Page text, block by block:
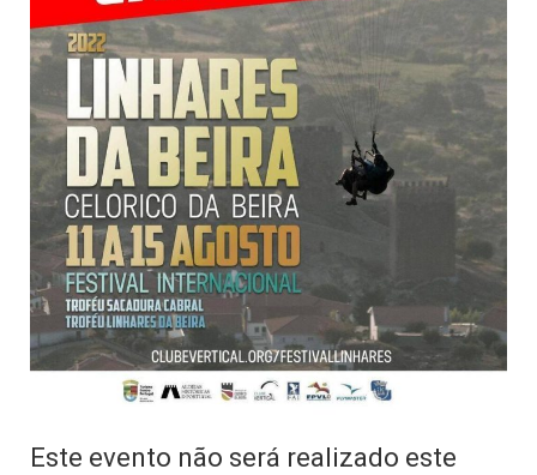
Este evento não será realizado este